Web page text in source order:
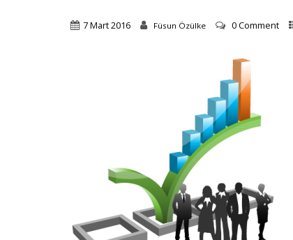
7 Mart 2016 Füsun Özülke 0 Comment